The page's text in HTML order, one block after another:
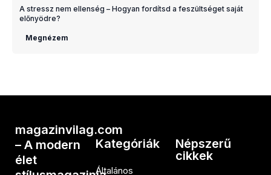
A stressz nem ellenség – Hogyan fordítsd a feszültséget saját
előnyödre?
Megnézem
magazinvilag.com
– A modern
élet
Kategóriák
Általános
Népszerű
cikkek